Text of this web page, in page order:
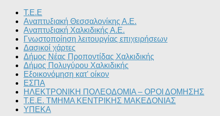
T.E.E
Αναπτυξιακή Θεσσαλονίκης Α.Ε.
Αναπτυξιακή Χαλκιδικής Α.Ε.
Γνωστοποίηση λειτουργίας επιχειρήσεων
Δασικοί χάρτες
Δήμος Νέας Προποντίδας Χαλκιδικής
Δήμος Πολυγύρου Χαλκιδικής
Εξοικονόμηση κατ' οίκον
ΕΣΠΑ
ΗΛΕΚΤΡΟΝΙΚΗ ΠΟΛΕΟΔΟΜΙΑ – ΟΡΟΙ ΔΟΜΗΣΗΣ
Τ.Ε.Ε. ΤΜΗΜΑ ΚΕΝΤΡΙΚΗΣ ΜΑΚΕΔΟΝΙΑΣ
ΥΠΕΚΑ